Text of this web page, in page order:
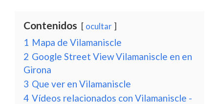
Contenidos ocultar
1 Mapa de Vilamaniscle
2 Google Street View Vilamaniscle en en
Girona
3 Que ver en Vilamaniscle
4 Vídeos relacionados con Vilamaniscle -